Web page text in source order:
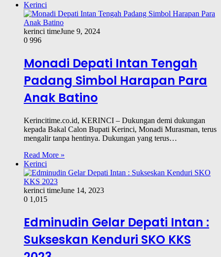
Kerinci
kerinci timeJune 9, 2024
0 996
Monadi Depati Intan Tengah
Padang Simbol Harapan Para
Anak Batino
Kerincitime.co.id, KERINCI – Dukungan demi dukungan
kepada Bakal Calon Bupati Kerinci, Monadi Murasman, terus
mengalir tanpa hentinya. Dukungan yang terus…
Read More »
Kerinci
kerinci timeJune 14, 2023
0 1,015
Edminudin Gelar Depati Intan :
Sukseskan Kenduri SKO KKS